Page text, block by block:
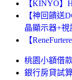
【KINYO】
【神回饋送
晶顯示器+
【
桃園小額借
銀行房貸試